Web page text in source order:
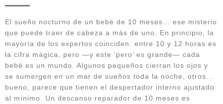
El sueño nocturno de un bebé de 10 meses… ese misterio
que puede traer de cabeza a más de uno. En principio, la
mayoría de los expertos coinciden: entre 10 y 12 horas es
la cifra mágica, pero —y este ‘pero’ es grande— cada
bebé es un mundo. Algunos pequeños cierran los ojos y
se sumergen en un mar de sueños toda la noche, otros…
bueno, parece que tienen el despertador interno ajustado
al mínimo. Un descanso reparador de 10 meses es